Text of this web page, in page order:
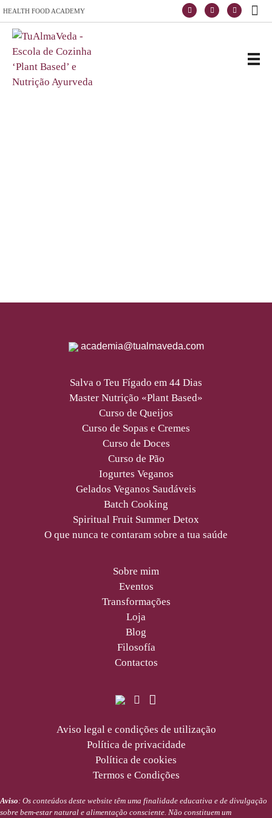
HEALTH FOOD ACADEMY
academia@tualmaveda.com
Salva o Teu Fígado em 44 Dias
Master Nutrição «Plant Based»
Curso de Queijos
Curso de Sopas e Cremes
Curso de Doces
Curso de Pão
Iogurtes Veganos
Gelados Veganos Saudáveis
Batch Cooking
Spiritual Fruit Summer Detox
O que nunca te contaram sobre a tua saúde
Sobre mim
Eventos
Transformações
Loja
Blog
Filosofía
Contactos
Aviso legal e condições de utilização
Política de privacidade
Política de cookies
Termos e Condições
Aviso: Os conteúdos deste website têm uma finalidade educativa e de divulgação
sobre bem-estar natural e alimentação consciente. Não constituem um